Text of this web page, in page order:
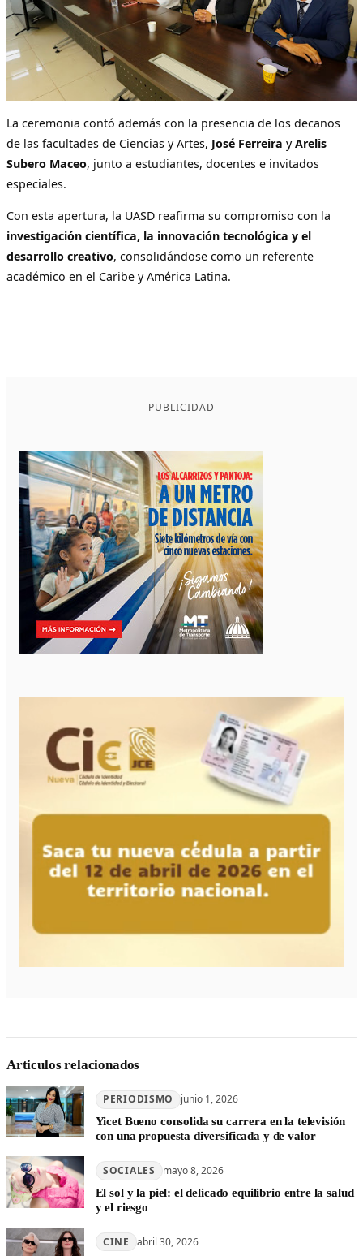
La ceremonia contó además con la presencia de los decanos
de las facultades de Ciencias y Artes, José Ferreira yArelis
Subero Maceo, junto a estudiantes, docentes e invitados
especiales.
Con esta apertura, la UASD reafirma su compromiso con la
investigación científica, la innovación tecnológica y el
desarrollo creativo, consolidándose como un referente
académico en el Caribe y América Latina.
PUBLICIDAD
Articulos relacionados
PERIODISMO junio 1, 2026
Yicet Bueno consolida su carrera en la televisión
con una propuesta diversificada y de valor
SOCIALES mayo 8, 2026
El sol y la piel: el delicado equilibrio entre la salud
y el riesgo
CINE abril 30, 2026